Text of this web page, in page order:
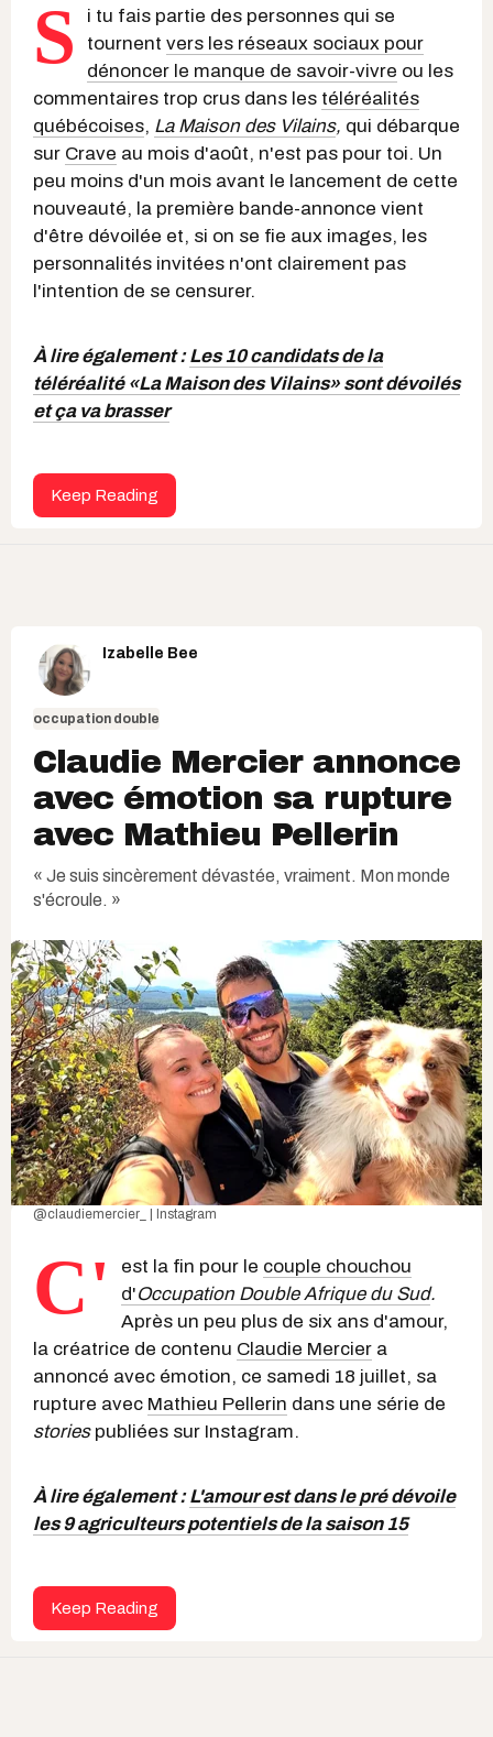
S
i tu fais partie des personnes qui se
tournent vers les réseaux sociaux pour
dénoncer le manque de savoir-vivre ou les
commentaires trop crus dans les téléréalités
québécoises, La Maison des Vilains, qui débarque
sur Crave au mois d'août, n'est pas pour toi. Un
peu moins d'un mois avant le lancement de cette
nouveauté, la première bande-annonce vient
d'être dévoilée et, si on se fie aux images, les
personnalités invitées n'ont clairement pas
l'intention de se censurer.
À lire également :Les 10 candidats de la
téléréalité «La Maison des Vilains» sont dévoilés
et ça va brasser
Keep Reading
Izabelle Bee
occupation double
Claudie Mercier annonce
avec émotion sa rupture
avec Mathieu Pellerin
« Je suis sincèrement dévastée, vraiment. Mon monde
s'écroule. »
@claudiemercier_ | Instagram
C' est la fin pour le couple chouchou
d'Occupation Double Afrique du Sud.
Après un peu plus de six ans d'amour,
la créatrice de contenu Claudie Mercier a
annoncé avec émotion, ce samedi 18 juillet, sa
rupture avec Mathieu Pellerin dans une série de
storiespubliées sur Instagram.
À lire également :L'amour est dans le pré dévoile
les 9 agriculteurs potentiels de la saison 15
Keep Reading